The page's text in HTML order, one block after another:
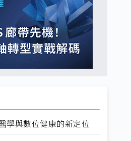
學與數位健康的新定位